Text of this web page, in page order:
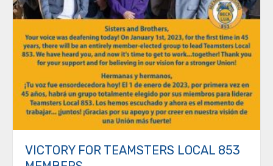
VICTORY FOR TEAMSTERS LOCAL 853